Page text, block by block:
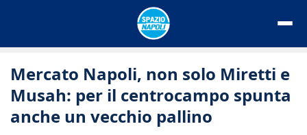
Mercato Napoli, non solo Miretti e
Musah: per il centrocampo spunta
anche un vecchio pallino